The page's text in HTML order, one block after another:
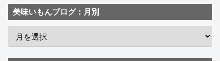
美味いもんブログ：月別